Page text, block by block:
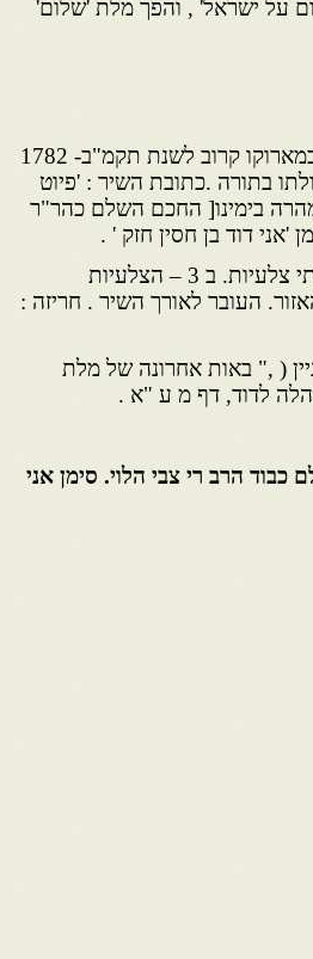
על ישראל' , והפך מלת 'שלום'
שיר שבח לכבוד שלוח ירושלים , צבי הלוי , ששהה במארוקו קרוב לשנת תקמ"ב- 1782
בתורה .כתובת השיר : 'פיוט
בימינו[ החכם השלם כהר"ר
'אני דוד בן חסין חזק ' .
תיאור : 15 מחרוזות דו-טוריות, וכל טור מתחלק לשתי צלעיות. ב 3 – הצלעיות
העובר לאורך השיר . חריזה :
( ," באות אחרונה של מלת
הרב רי צבי הלוי. סימן אני